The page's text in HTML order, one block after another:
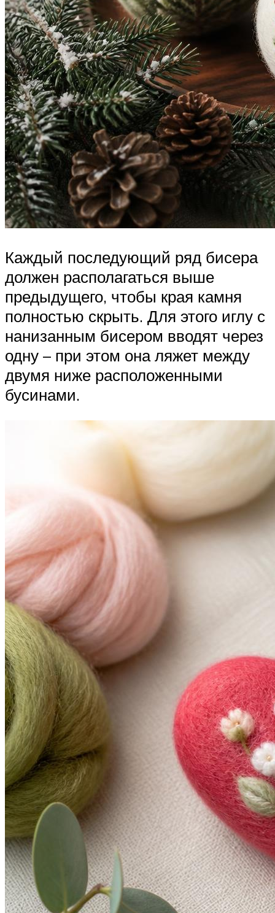
Каждый последующий ряд бисера
должен располагаться выше
предыдущего, чтобы края камня
полностью скрыть. Для этого иглу с
нанизанным бисером вводят через
одну – при этом она ляжет между
двумя ниже расположенными
бусинами.